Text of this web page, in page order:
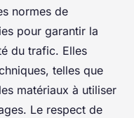
normes de
pour garantir la
du trafic. Elles
telles que
matériaux à utiliser
Le respect de